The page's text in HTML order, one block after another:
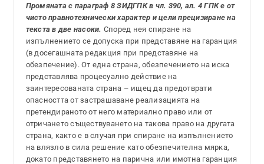
Промяната с параграф 8 ЗИДГПК в чл. 390, ал. 4 ГПК е от
чисто правнотехнически характер и цели прецизиране на
текста в две насоки. Според нея спиране на
изпълнението се допуска при представяне на гаранция
(в досегашната редакция при представяне на
обезпечение). От една страна, обезпечението на иска
представлява процесуално действие на
заинтересованата страна – ищец да предотврати
опасността от застрашаване реализацията на
претендираното от него материално право или от
отричането съществуването на такова право на другата
страна, както е в случая при спиране на изпълнението
на влязло в сила решение като обезпечителна мярка,
докато представянето на парична или имотна гаранция